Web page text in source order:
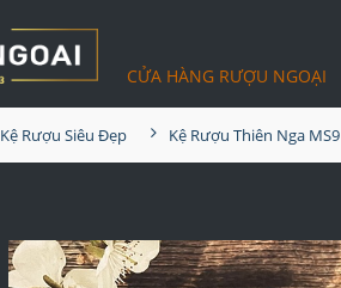
CỬA HÀNG RƯỢU NGOẠI
Kệ Rượu Siêu Đẹp Kệ Rượu Thiên Nga MS9